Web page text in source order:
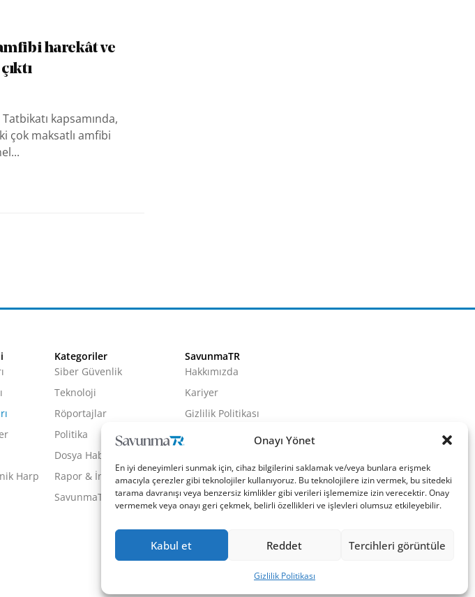
Onayı Yönet
En iyi deneyimleri sunmak için, cihaz bilgilerini saklamak ve/veya bunlara erişmek
amacıyla çerezler gibi teknolojiler kullanıyoruz. Bu teknolojilere izin vermek, bu sitedeki
tarama davranışı veya benzersiz kimlikler gibi verileri işlememize izin verecektir. Onay
vermemek veya onayı geri çekmek, belirli özellikleri ve işlevleri olumsuz etkileyebilir.
Kabul et Reddet Tercihleri görüntüle
Gizlilik Politikası
harekât ve
kapsamında,
çok maksatlı amfibi
Harp
Kategoriler
Siber Güvenlik
Teknoloji
Röportajlar
Politika
Dosya Haber
Rapor & İnfografik
SavunmaTR Plus
SavunmaTR
Hakkımızda
Kariyer
Gizlilik Politikası